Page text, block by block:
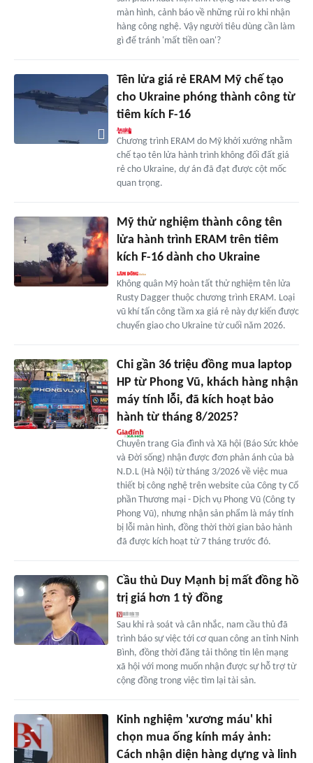
màn hình, cảnh báo về những rủi ro khi nhận
hàng công nghệ. Vậy người tiêu dùng cần làm
gì để tránh 'mất tiền oan'?
Tên lửa giá rẻ ERAM Mỹ chế tạo
cho Ukraine phóng thành công từ
tiêm kích F-16
Chương trình ERAM do Mỹ khởi xướng nhằm
chế tạo tên lửa hành trình không đối đất giá
rẻ cho Ukraine, dự án đã đạt được cột mốc
quan trọng.
Mỹ thử nghiệm thành công tên
lửa hành trình ERAM trên tiêm
kích F-16 dành cho Ukraine
Không quân Mỹ hoàn tất thử nghiệm tên lửa
Rusty Dagger thuộc chương trình ERAM. Loại
vũ khí tấn công tầm xa giá rẻ này dự kiến được
chuyển giao cho Ukraine từ cuối năm 2026.
Chi gần 36 triệu đồng mua laptop
HP từ Phong Vũ, khách hàng nhận
máy tính lỗi, đã kích hoạt bảo
hành từ tháng 8/2025?
Chuyên trang Gia đình và Xã hội (Báo Sức khỏe
và Đời sống) nhận được đơn phản ánh của bà
N.D.L (Hà Nội) từ tháng 3/2026 về việc mua
thiết bị công nghệ trên website của Công ty Cổ
phần Thương mại - Dịch vụ Phong Vũ (Công ty
Phong Vũ), nhưng nhận sản phẩm là máy tính
bị lỗi màn hình, đồng thời thời gian bảo hành
đã được kích hoạt từ 7 tháng trước đó.
Cầu thủ Duy Mạnh bị mất đồng hồ
trị giá hơn 1 tỷ đồng
Sau khi rà soát và cân nhắc, nam cầu thủ đã
trình báo sự việc tới cơ quan công an tỉnh Ninh
Bình, đồng thời đăng tải thông tin lên mạng
xã hội với mong muốn nhận được sự hỗ trợ từ
cộng đồng trong việc tìm lại tài sản.
Kinh nghiệm 'xương máu' khi
chọn mua ống kính máy ảnh:
Cách nhận diện hàng dựng và linh